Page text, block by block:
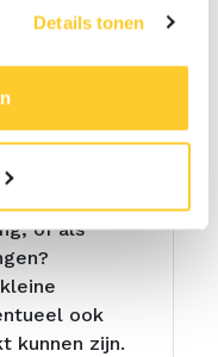
Details tonen
of als
ook
kunnen zijn.